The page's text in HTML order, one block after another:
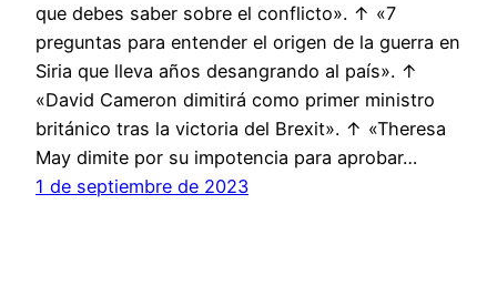
que debes saber sobre el conflicto». ↑ «7
preguntas para entender el origen de la guerra en
Siria que lleva años desangrando al país». ↑
«David Cameron dimitirá como primer ministro
británico tras la victoria del Brexit». ↑ «Theresa
May dimite por su impotencia para aprobar…
1 de septiembre de 2023